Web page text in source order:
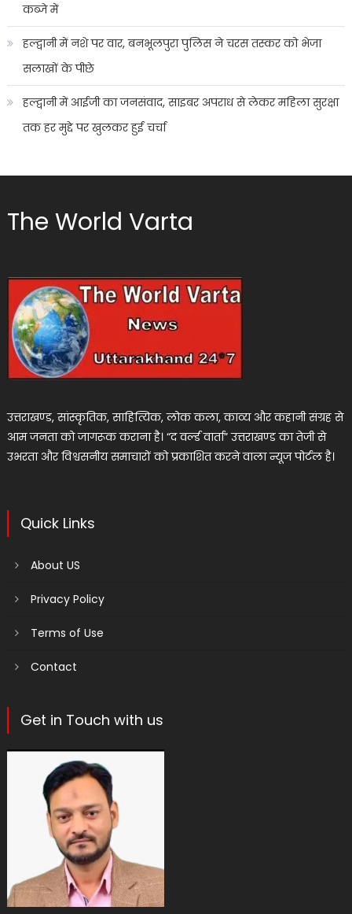
कब्जे में
हल्द्वानी में नशे पर वार, बनभूलपुरा पुलिस ने चरस तस्कर को भेजा
सलाखों के पीछे
हल्द्वानी में आईजी का जनसंवाद, साइबर अपराध से लेकर महिला सुरक्षा
तक हर मुद्दे पर खुलकर हुई चर्चा
The World Varta
उत्तराखण्ड, सांस्कृतिक, साहित्यिक, लोक कला, काव्य और कहानी संग्रह से
आम जनता को जागरूक कराना है। “द वर्ल्ड वार्ता” उत्तराखण्ड का तेजी से
उभरता और विश्वसनीय समाचारों को प्रकाशित करने वाला न्यूज पोर्टल है।
Quick Links
About US
Privacy Policy
Terms of Use
Contact
Get in Touch with us